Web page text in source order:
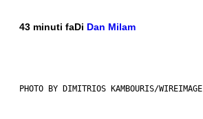
43 minuti faDi Dan Milam
PHOTO BY DIMITRIOS KAMBOURIS/WIREIMAGE